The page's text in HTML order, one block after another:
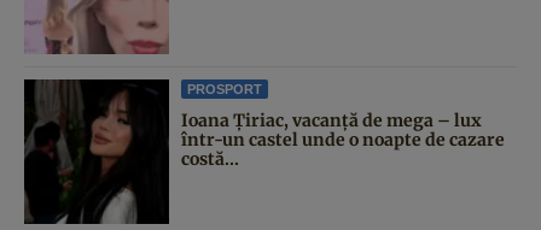
PROSPORT
Ioana Țiriac, vacanță de mega – lux
într-un castel unde o noapte de cazare
costă...